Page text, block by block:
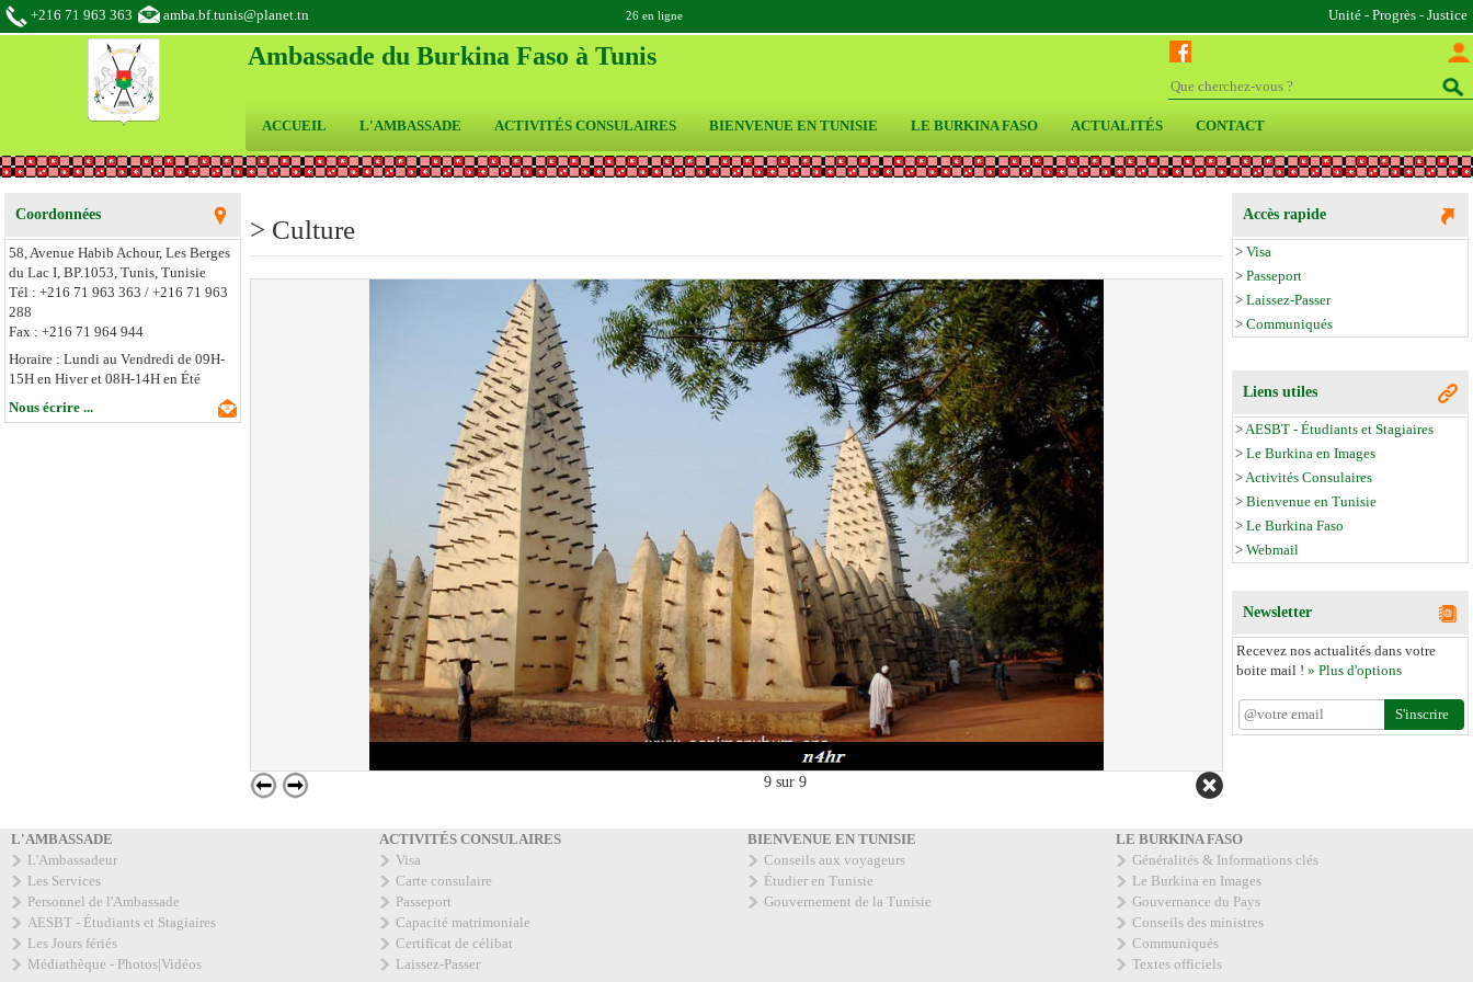
+216 71 963 363 amba.bf.tunis@planet.tn 26 en ligne Unité - Progrès - Justice
Ambassade du Burkina Faso à Tunis
ACCUEIL L'AMBASSADE ACTIVITÉS CONSULAIRES BIENVENUE EN TUNISIE LE BURKINA FASO ACTUALITÉS CONTACT
Coordonnées
58, Avenue Habib Achour, Les Berges
du Lac I, BP.1053, Tunis, Tunisie
Tél : +216 71 963 363 / +216 71 963
288
Fax : +216 71 964 944
Horaire : Lundi au Vendredi de 09H-
15H en Hiver et 08H-14H en Été
Nous écrire ...
> Culture
9 sur 9
Accès rapide
> Visa
> Passeport
> Laissez-Passer
> Communiqués
Liens utiles
>AESBT - Étudiants et Stagiaires
> Le Burkina en Images
>Activités Consulaires
> Bienvenue en Tunisie
> Le Burkina Faso
> Webmail
Newsletter
Recevez nos actualités dans votre
boite mail ! » Plus d'options
L'AMBASSADE
L'Ambassadeur
Les Services
Personnel de l'Ambassade
AESBT - Étudiants et Stagiaires
Les Jours fériés
Médiathèque - Photos|Vidéos
ACTIVITÉS CONSULAIRES
Visa
Carte consulaire
Passeport
Capacité matrimoniale
Certificat de célibat
Laissez-Passer
BIENVENUE EN TUNISIE
Conseils aux voyageurs
Étudier en Tunisie
Gouvernement de la Tunisie
LE BURKINA FASO
Généralités & Informations clés
Le Burkina en Images
Gouvernance du Pays
Conseils des ministres
Communiqués
Textes officiels